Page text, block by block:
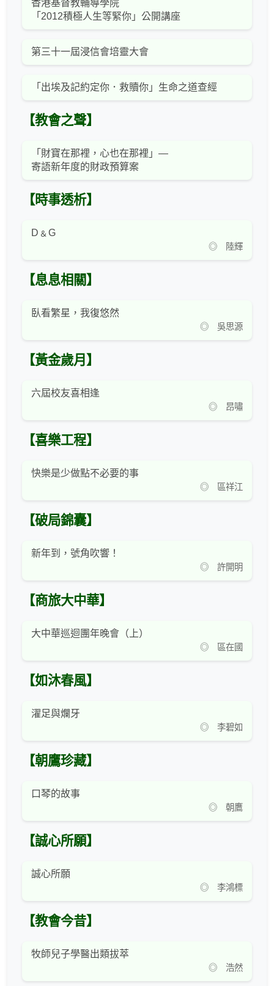
香港基督教輔導學院
「2012積極人生等緊你」公開講座
第三十一屆浸信會培靈大會
「出埃及記約定你．救贖你」生命之道查經
【教會之聲】
「財寶在那裡，心也在那裡」—
寄語新年度的財政預算案
【時事透析】
D﹠G
◎ 陸輝
【息息相關】
臥看繁星，我復悠然
◎ 吳思源
【黃金歲月】
六屆校友喜相逢
◎ 昂嘯
【喜樂工程】
快樂是少做點不必要的事
◎ 區祥江
【破局錦囊】
新年到，號角吹響！
◎ 許開明
【商旅大中華】
大中華巡迴團年晚會（上）
◎ 區在國
【如沐春風】
濯足與爛牙
◎ 李碧如
【朝鷹珍藏】
口琴的故事
◎ 朝鷹
【誠心所願】
誠心所願
◎ 李鴻標
【教會今昔】
牧師兒子學醫出類拔萃
◎ 浩然